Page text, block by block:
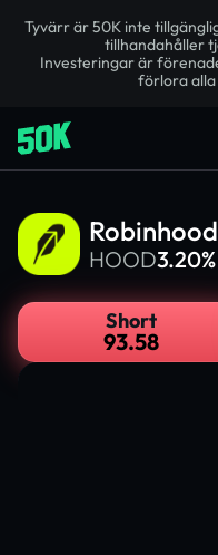
Tyvärr är 50K inte
tillhandahåller
Investeringar är
förlora alla
Robinhood
HOOD3.20%
Short
93.58